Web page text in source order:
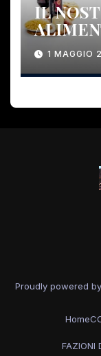
IL
1 MAGGIO
Proudly powered
Home
FAZIONI